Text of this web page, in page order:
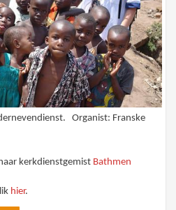
Organist: Franske
kerkdienstgemist Bathmen
hier.